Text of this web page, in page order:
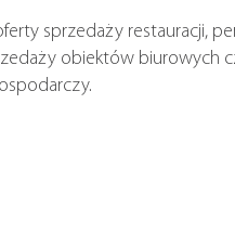
sprzedaży restauracji,
obiektów biurowych